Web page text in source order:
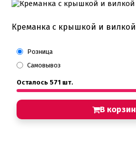
Креманка с крышкой и
Розница
Самовывоз
Осталось 571 шт.
В